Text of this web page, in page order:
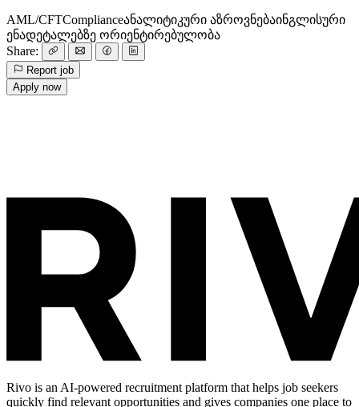
AML/CFTComplianceანალიტიკური აზროვნებაინგლისური
ენადეტალებზე ორიენტირებულობა
Share:
Report job
Apply now
Rivo is an AI-powered recruitment platform that helps job seekers
quickly find relevant opportunities and gives companies one place to